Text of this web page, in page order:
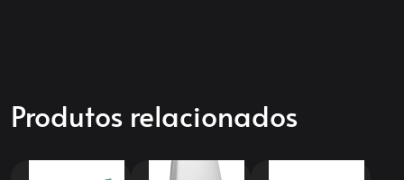
Produtos relacionados